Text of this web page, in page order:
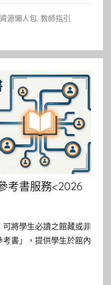
源懶人包, 教師指引
考書服務<2026
將學生必讀之館藏或非
書」，提供學生於館內
） 2️⃣填寫線上申